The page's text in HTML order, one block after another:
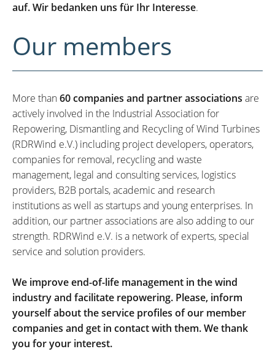
auf. Wir bedanken uns für Ihr Interesse.
Our members
More than60 companies and partner associations are
actively involved in the Industrial Association for
Repowering, Dismantling and Recycling of Wind Turbines
(RDRWind e.V.) including project developers, operators,
companies for removal, recycling and waste
management, legal and consulting services, logistics
providers, B2B portals, academic and research
institutions as well as startups and young enterprises. In
addition, our partner associations are also adding to our
strength. RDRWind e.V. is a network of experts, special
service and solution providers.
We improve end-of-life management in the wind
industry and facilitate repowering. Please, inform
yourself about the service profiles of our member
companies and get in contact with them. We thank
you for your interest.